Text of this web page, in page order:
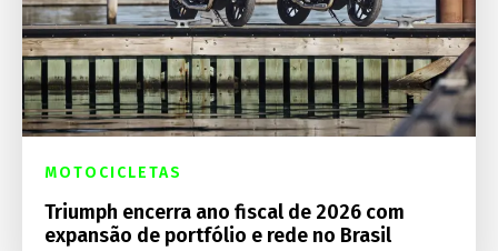
MOTOCICLETAS
Triumph encerra ano fiscal de 2026 com
expansão de portfólio e rede no Brasil